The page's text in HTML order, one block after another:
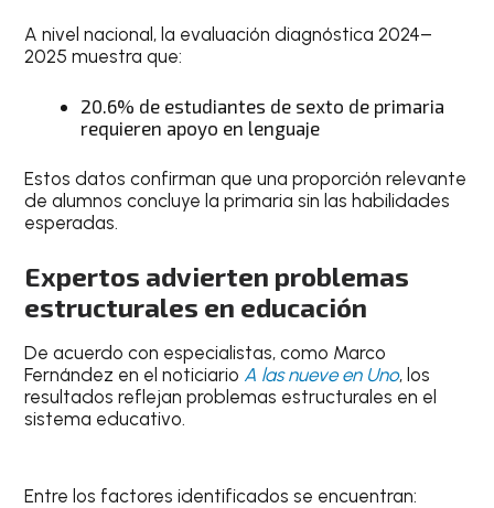
A nivel nacional, la evaluación diagnóstica 2024–
2025 muestra que:
20.6% de estudiantes de sexto de primaria
requieren apoyo en lenguaje
Estos datos confirman que una proporción relevante
de alumnos concluye la primaria sin las habilidades
esperadas.
Expertos advierten problemas
estructurales en educación
De acuerdo con especialistas, como Marco
Fernández en el noticiario A las nueve en Uno, los
resultados reflejan problemas estructurales en el
sistema educativo.
Entre los factores identificados se encuentran: